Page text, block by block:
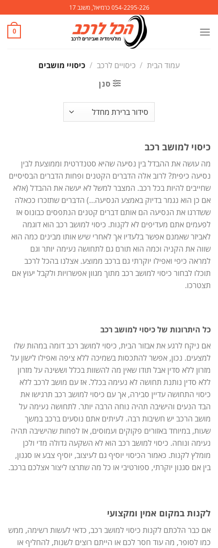
to
content
054-2295-226 כרמיאל, משגב 17
0
עמוד הבית / כיסויים לרכב / כיסויי מושבים
סנן
כיסוי למושב רכב
מה עושה את ההבדל בין נסיעה שהיא סטנדרטית וממוצעת לבין
נסיעה כיפית? לרוב אלה הדברים הקטנים ופחות הדברים הבסיסיים
שחייבים להיות בכל רכב. המצבר למשל לא יעשה את ההבדל (אלא
אם כן הוא נגמר בדיוק באמצע הנסיעה…) הדברים שתזכרו ככאלה
ששדרגו את הנסיעה הם אותם דברים קטנים הנתפסים כבונוס אז
לפעמים אתם מעדיפים לא לקנות. כיסוי למושב רכב הוא דוגמה
לאביזר שאמנם אפשר בלעדיו אך לאחרי שיש אותו מבינים כמה הוא
שווה את הקניה וכמה הוא תורם גם לתחושה נעימה יותר וגם
למראה כיפי ואפילו יוקרתי גם ברכב ממוצע. אצלנו בהכל לרכב
תוכלו לבחור כיסוי למושב רכב מתוך מגוון אפשרויות ולקבל יעוץ אם
תצטרכו.
כל היתרונות של כיסוי למושב רכב
אם ניקח לרגע את אבזור הבית, כיסוי למושב רכב דומה במהות שלו
למצעים. נכון, אפשר להתכסות בשמיכה ללא ציפה ואפילו לישון על
מזרון ללא סדין אבל תודו שאין מה להשוות בכלל וששינה על מזרון
ללא סדין נותנת תחושה לא נעימה בכלל. אז עם מושב לרכב ללא
כיסוי התחושה עדיין סבירה, אך עם כיסוי למושב רכב תרגישו את
הבד הנעים והישיבה תהיה נוחה הרבה יותר. לתחושה נעימה על
מושב הרכב יש חשיבות רבה. לעיתים אתם נוסעים ברכב במשך
שעות, במיוחד באזורים פקוקים ועמוסים, אז לפחות שהישיבה תהיה
נעימה ונוחה. כיסוי למושב רכב הוא לא השקעה גדולה מדי ולכן
מומלץ לקנות. כאמור הכיסוי יוסיף גם לעיצוב, יוסיף צבע או סגנון,
בין אם סגנון יוקרתי, ספורטיבי או כל מה שתרצו ליצור אצלכם ברכב.
לקנות במקום אמין ומקצועי
אם כבר הלכתם לקנות כיסוי למושב רכב, כדאי לעשות רשימה, ממש
כמו לסופר, מה עוד חסר לכם או הייתם רוצים לשנות, להחליף או